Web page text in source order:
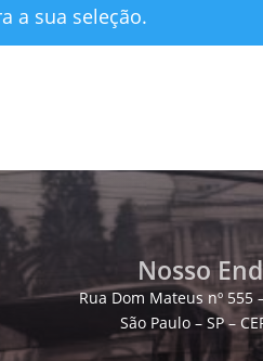
a sua seleção.
Nosso
Rua Dom Mateus nº 555
São Paulo – SP –